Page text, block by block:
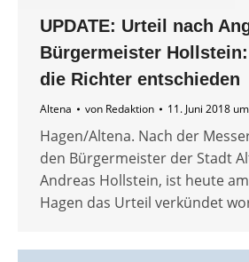
UPDATE: Urteil nach
Bürgermeister
die Richter entschieden
Altena von Redaktion 11. Juni 2018
Hagen/Altena. Nach der
den Bürgermeister der Stadt
Andreas Hollstein, ist heute
Hagen das Urteil verkündet